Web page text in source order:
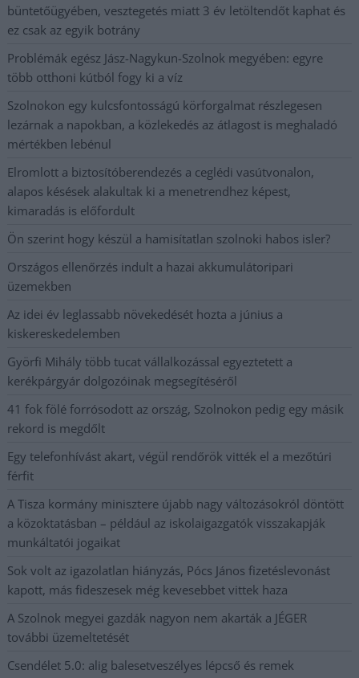
büntetőügyében, vesztegetés miatt 3 év letöltendőt kaphat és
ez csak az egyik botrány
Problémák egész Jász-Nagykun-Szolnok megyében: egyre
több otthoni kútból fogy ki a víz
Szolnokon egy kulcsfontosságú körforgalmat részlegesen
lezárnak a napokban, a közlekedés az átlagost is meghaladó
mértékben lebénul
Elromlott a biztosítóberendezés a ceglédi vasútvonalon,
alapos késések alakultak ki a menetrendhez képest,
kimaradás is előfordult
Ön szerint hogy készül a hamisítatlan szolnoki habos isler?
Országos ellenőrzés indult a hazai akkumulátoripari
üzemekben
Az idei év leglassabb növekedését hozta a június a
kiskereskedelemben
Györfi Mihály több tucat vállalkozással egyeztetett a
kerékpárgyár dolgozóinak megsegítéséről
41 fok fölé forrósodott az ország, Szolnokon pedig egy másik
rekord is megdőlt
Egy telefonhívást akart, végül rendőrök vitték el a mezőtúri
férfit
A Tisza kormány minisztere újabb nagy változásokról döntött
a közoktatásban – például az iskolaigazgatók visszakapják
munkáltatói jogaikat
Sok volt az igazolatlan hiányzás, Pócs János fizetéslevonást
kapott, más fideszesek még kevesebbet vittek haza
A Szolnok megyei gazdák nagyon nem akarták a JÉGER
további üzemeltetését
Csendélet 5.0: alig balesetveszélyes lépcső és remek